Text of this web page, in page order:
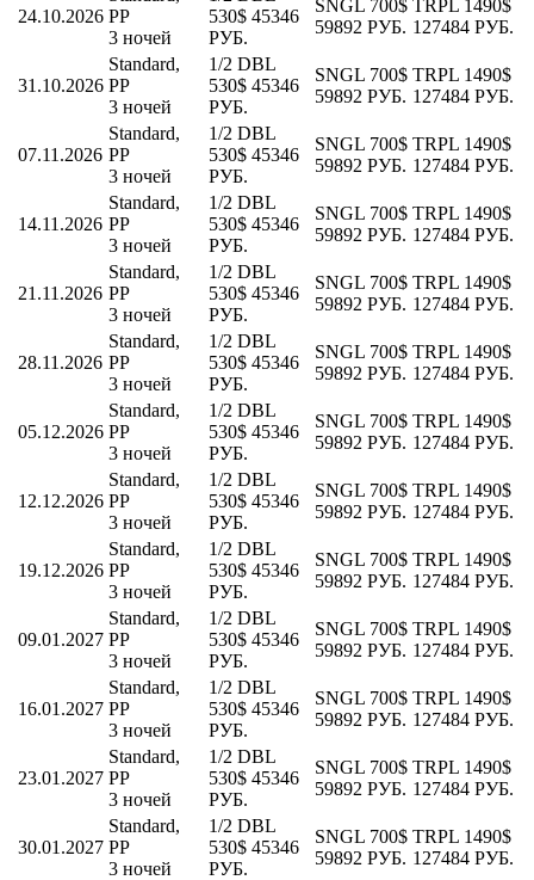
24.10.2026 PP
3 ночей
530$ 45346
РУБ.
SNGL 700$
59892 РУБ.
TRPL 1490$
127484 РУБ.
31.10.2026
Standard,
PP
3 ночей
1/2 DBL
530$ 45346
РУБ.
SNGL 700$
59892 РУБ.
TRPL 1490$
127484 РУБ.
07.11.2026
Standard,
PP
3 ночей
1/2 DBL
530$ 45346
РУБ.
SNGL 700$
59892 РУБ.
TRPL 1490$
127484 РУБ.
14.11.2026
Standard,
PP
3 ночей
1/2 DBL
530$ 45346
РУБ.
SNGL 700$
59892 РУБ.
TRPL 1490$
127484 РУБ.
21.11.2026
Standard,
PP
3 ночей
1/2 DBL
530$ 45346
РУБ.
SNGL 700$
59892 РУБ.
TRPL 1490$
127484 РУБ.
28.11.2026
Standard,
PP
3 ночей
1/2 DBL
530$ 45346
РУБ.
SNGL 700$
59892 РУБ.
TRPL 1490$
127484 РУБ.
05.12.2026
Standard,
PP
3 ночей
1/2 DBL
530$ 45346
РУБ.
SNGL 700$
59892 РУБ.
TRPL 1490$
127484 РУБ.
12.12.2026
Standard,
PP
3 ночей
1/2 DBL
530$ 45346
РУБ.
SNGL 700$
59892 РУБ.
TRPL 1490$
127484 РУБ.
19.12.2026
Standard,
PP
3 ночей
1/2 DBL
530$ 45346
РУБ.
SNGL 700$
59892 РУБ.
TRPL 1490$
127484 РУБ.
09.01.2027
Standard,
PP
3 ночей
1/2 DBL
530$ 45346
РУБ.
SNGL 700$
59892 РУБ.
TRPL 1490$
127484 РУБ.
16.01.2027
Standard,
PP
3 ночей
1/2 DBL
530$ 45346
РУБ.
SNGL 700$
59892 РУБ.
TRPL 1490$
127484 РУБ.
23.01.2027
Standard,
PP
3 ночей
1/2 DBL
530$ 45346
РУБ.
SNGL 700$
59892 РУБ.
TRPL 1490$
127484 РУБ.
30.01.2027
Standard,
PP
3 ночей
1/2 DBL
530$ 45346
РУБ.
SNGL 700$
59892 РУБ.
TRPL 1490$
127484 РУБ.